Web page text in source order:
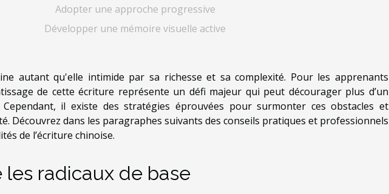
Adopter une approche progressive
Développer une mémoire visuelle active
autant qu'elle intimide par sa richesse et sa complexité. Pour les apprenants
de cette écriture représente un défi majeur qui peut décourager plus d’un
Cependant, il existe des stratégies éprouvées pour surmonter ces obstacles et
Découvrez dans les paragraphes suivants des conseils pratiques et professionnels
de l’écriture chinoise.
les radicaux de base